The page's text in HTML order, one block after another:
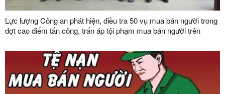
Lực lượng Công an phát hiện, điều tra 50 vụ mua bán người trong
đợt cao điểm tấn công, trấn áp tội phạm mua bán người trên